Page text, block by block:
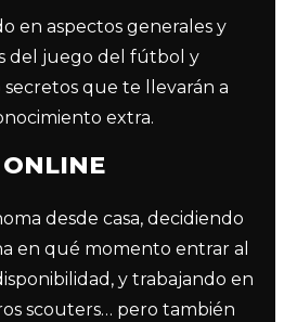
en aspectos generales y
del juego del fútbol y
que te llevarán a
extra.
ONLINE
desde casa, decidiendo
en qué momento entrar al
y trabajando en
scouters… pero también